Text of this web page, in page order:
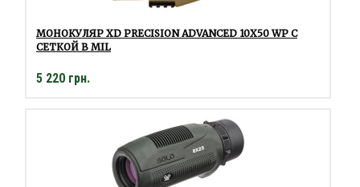
МОНОКУЛЯР XD PRECISION ADVANCED 10Х50 WP С
СЕТКОЙ В MIL
5 220 грн.